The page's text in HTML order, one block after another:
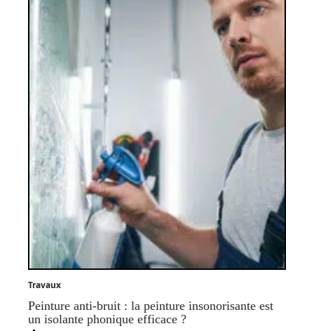
Travaux
Peinture anti-bruit : la peinture insonorisante est
un isolante phonique efficace ?